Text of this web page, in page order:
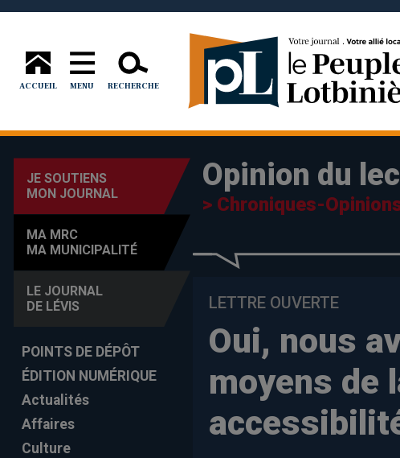
ACCUEIL MENU RECHERCHE
JE SOUTIENS
MON JOURNAL
MA MRC
MA MUNICIPALITÉ
LE JOURNAL
DE LÉVIS
POINTS DE DÉPÔT
ÉDITION NUMÉRIQUE
Actualités
Affaires
Culture
Opinion du
> Chroniques-
LETTRE OUVERTE
Oui, nous
moyens de